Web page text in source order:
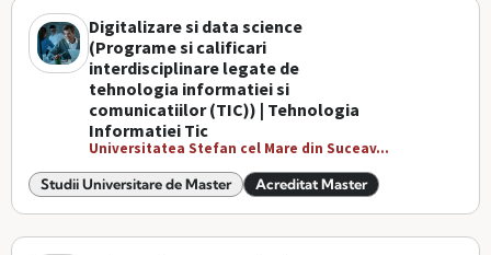
Digitalizare si data science
(Programe si calificari
interdisciplinare legate de
tehnologia informatiei si
comunicatiilor (TIC)) | Tehnologia
Informatiei Tic
Universitatea Stefan cel Mare din Suceav...
Studii Universitare de Master Acreditat Master